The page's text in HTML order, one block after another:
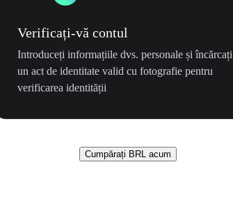
Verificați-vă contul
Introduceți informațiile dvs. personale și încărcați
un act de identitate valid cu fotografie pentru
verificarea identității
Cumpărați BRL acum